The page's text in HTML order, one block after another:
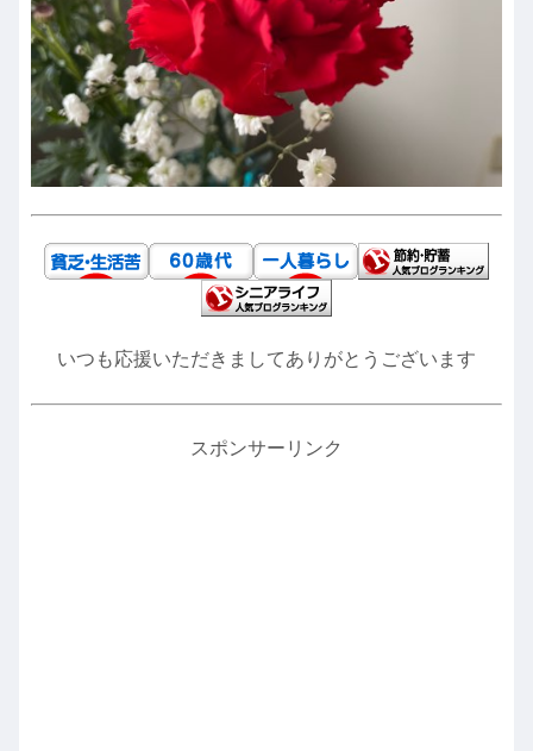
いつも応援いただきましてありがとうございます
スポンサーリンク